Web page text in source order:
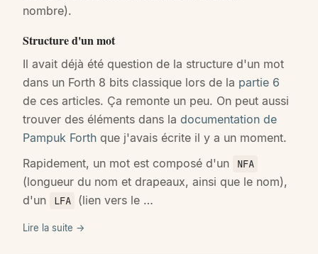
nombre).
Structure d'un mot
Il avait déjà été question de la structure d'un mot
dans un Forth 8 bits classique lors de la partie 6
de ces articles. Ça remonte un peu. On peut aussi
trouver des éléments dans la documentation de
Pampuk Forth que j'avais écrite il y a un moment.
Rapidement, un mot est composé d'un
NFA
(longueur du nom et drapeaux, ainsi que le nom),
d'un
LFA (lien vers le …
Lire la suite →